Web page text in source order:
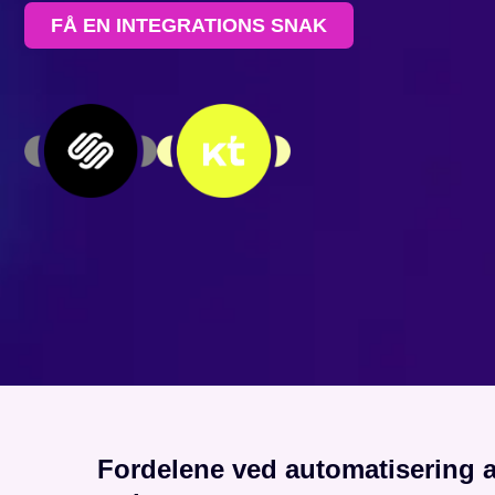
FÅ EN INTEGRATIONS SNAK
Fordelene ved automatisering